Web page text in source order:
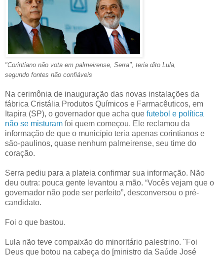
"Corintiano não vota em palmeirense, Serra", teria dito Lula,
segundo fontes não confiáveis
Na cerimônia de inauguração das novas instalações da
fábrica Cristália Produtos Químicos e Farmacêuticos, em
Itapira (SP), o governador que acha que futebol e política
não se misturam foi quem começou. Ele reclamou da
informação de que o município teria apenas corintianos e
são-paulinos, quase nenhum palmeirense, seu time do
coração.
Serra pediu para a plateia confirmar sua informação. Não
deu outra: pouca gente levantou a mão. “Vocês vejam que o
governador não pode ser perfeito”, desconversou o pré-
candidato.
Foi o que bastou.
Lula não teve compaixão do minoritário palestrino. "Foi
Deus que botou na cabeça do [ministro da Saúde José